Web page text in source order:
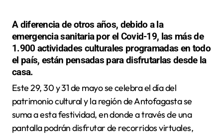
A diferencia de otros años, debido a la
emergencia sanitaria por el Covid-19, las más de
1.900 actividades culturales programadas en todo
el país, están pensadas para disfrutarlas desde la
casa.
Este 29, 30 y 31 de mayo se celebra el día del
patrimonio cultural y la región de Antofagasta se
suma a esta festividad, en donde a través de una
pantalla podrán disfrutar de recorridos virtuales,